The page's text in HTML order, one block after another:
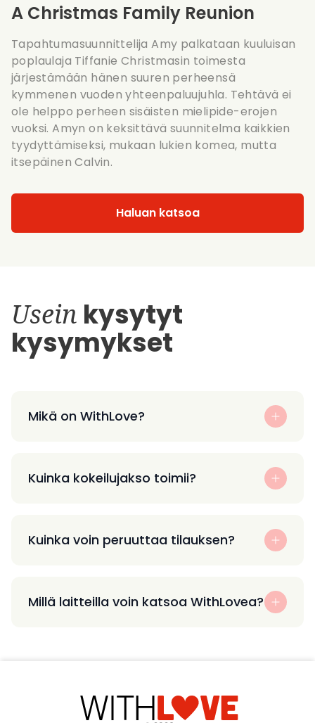
A Christmas Family Reunion
Tapahtumasuunnittelija Amy palkataan kuuluisan
poplaulaja Tiffanie Christmasin toimesta
järjestämään hänen suuren perheensä
kymmenen vuoden yhteenpaluujuhla. Tehtävä ei
ole helppo perheen sisäisten mielipide-erojen
vuoksi. Amyn on keksittävä suunnitelma kaikkien
tyydyttämiseksi, mukaan lukien komea, mutta
itsepäinen Calvin.
Haluan katsoa
Usein kysytyt
kysymykset
Mikä on WithLove?
Kuinka kokeilujakso toimii?
Kuinka voin peruuttaa tilauksen?
Millä laitteilla voin katsoa WithLovea?